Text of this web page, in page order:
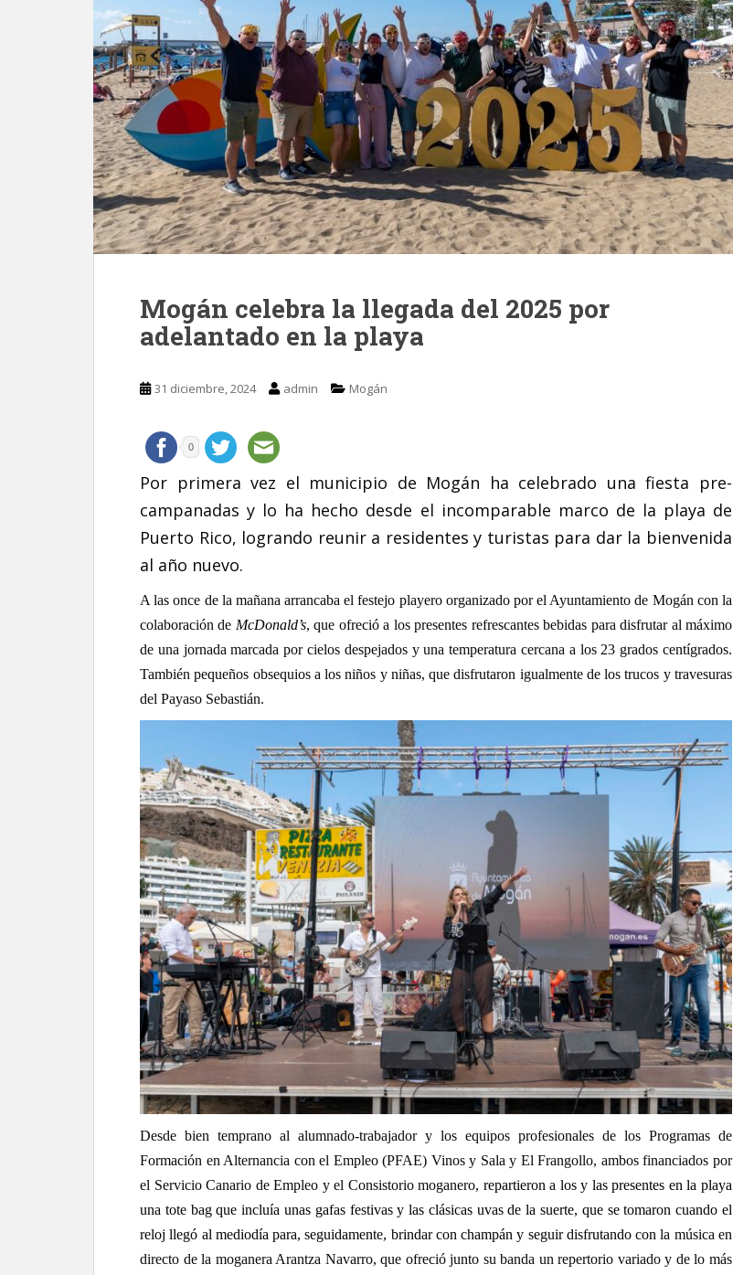
Mogán celebra la llegada del 2025 por
adelantado en la playa
31 diciembre, 2024 admin Mogán
0
Por primera vez el municipio de Mogán ha celebrado una fiesta pre-
campanadas y lo ha hecho desde el incomparable marco de la playa de
Puerto Rico, logrando reunir a residentes y turistas para dar la bienvenida
al año nuevo.
A las once de la mañana arrancaba el festejo playero organizado por el Ayuntamiento de Mogán con la
colaboración de McDonald’s, que ofreció a los presentes refrescantes bebidas para disfrutar al máximo
de una jornada marcada por cielos despejados y una temperatura cercana a los 23 grados centígrados.
También pequeños obsequios a los niños y niñas, que disfrutaron igualmente de los trucos y travesuras
del Payaso Sebastián.
Desde bien temprano al alumnado-trabajador y los equipos profesionales de los Programas de
Formación en Alternancia con el Empleo (PFAE) Vinos y Sala y El Frangollo, ambos financiados por
el Servicio Canario de Empleo y el Consistorio moganero, repartieron a los y las presentes en la playa
una tote bag que incluía unas gafas festivas y las clásicas uvas de la suerte, que se tomaron cuando el
reloj llegó al mediodía para, seguidamente, brindar con champán y seguir disfrutando conla música en
directo de la moganera Arantza Navarro, que ofreció junto su banda un repertorio variado y de lo más